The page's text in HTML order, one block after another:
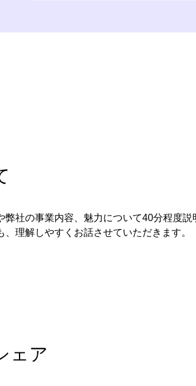
社の事業内容、魅力について40分程度説
、理解しやすくお話させていただきます。
ェア